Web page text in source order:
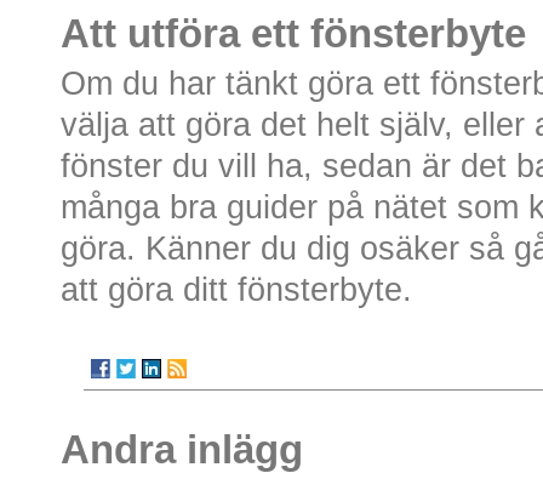
Att utföra ett fönsterbyte
Om du har tänkt göra ett
välja att göra det helt själv, eller
fönster du vill ha, sedan är det
många bra guider på nätet som
göra. Känner du dig osäker så
att göra ditt fönsterbyte.
Andra inlägg